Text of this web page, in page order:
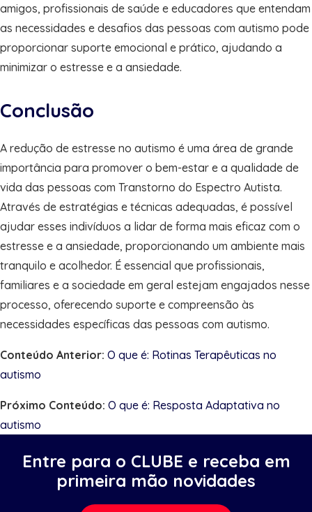
amigos, profissionais de saúde e educadores que entendam
as necessidades e desafios das pessoas com autismo pode
proporcionar suporte emocional e prático, ajudando a
minimizar o estresse e a ansiedade.
Conclusão
A redução de estresse no autismo é uma área de grande
importância para promover o bem-estar e a qualidade de
vida das pessoas com Transtorno do Espectro Autista.
Através de estratégias e técnicas adequadas, é possível
ajudar esses indivíduos a lidar de forma mais eficaz com o
estresse e a ansiedade, proporcionando um ambiente mais
tranquilo e acolhedor. É essencial que profissionais,
familiares e a sociedade em geral estejam engajados nesse
processo, oferecendo suporte e compreensão às
necessidades específicas das pessoas com autismo.
Conteúdo Anterior: O que é: Rotinas Terapêuticas no
autismo
Próximo Conteúdo: O que é: Resposta Adaptativa no
autismo
Entre para o CLUBE e receba em
primeira mão novidades